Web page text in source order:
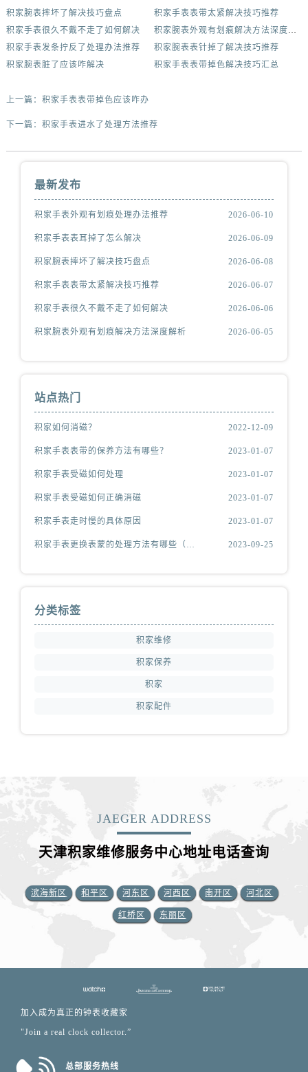
积家腕表摔坏了解决技巧盘点
积家手表表带太紧解决技巧推荐
积家手表很久不戴不走了如何解决
积家腕表外观有划痕解决方法深度解析
积家手表发条拧反了处理办法推荐
积家腕表表针掉了解决技巧推荐
积家腕表脏了应该咋解决
积家手表表带掉色解决技巧汇总
上一篇： 积家手表表带掉色应该咋办
下一篇： 积家手表进水了处理方法推荐
最新发布
积家手表外观有划痕处理办法推荐 2026-06-10
积家手表表耳掉了怎么解决 2026-06-09
积家腕表摔坏了解决技巧盘点 2026-06-08
积家手表表带太紧解决技巧推荐 2026-06-07
积家手表很久不戴不走了如何解决 2026-06-06
积家腕表外观有划痕解决方法深度解析 2026-06-05
站点热门
积家如何消磁？ 2022-12-09
积家手表表带的保养方法有哪些？ 2023-01-07
积家手表受磁如何处理 2023-01-07
积家手表受磁如何正确消磁 2023-01-07
积家手表走时慢的具体原因 2023-01-07
积家手表更换表蒙的处理方法有哪些（积家更换表蒙处理方法是什么） 2023-09-25
分类标签
积家维修
积家保养
积家
积家配件
JAEGER ADDRESS
天津积家维修服务中心地址电话查询
滨海新区 和平区 河东区 河西区 南开区 河北区
红桥区 东丽区
加入成为真正的钟表收藏家
"Join a real clock collector.”
总部服务热线